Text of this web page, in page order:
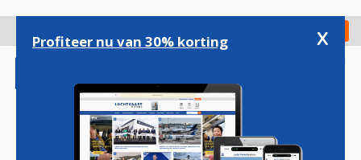
gaan
Check in
Profiteer nu van 30% korting x